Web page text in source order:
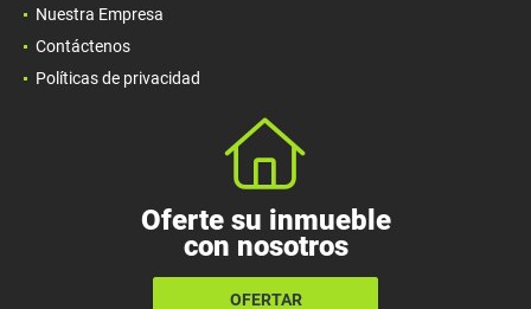
Nuestra Empresa
Contáctenos
Políticas de privacidad
Oferte su inmueble
con nosotros
OFERTAR